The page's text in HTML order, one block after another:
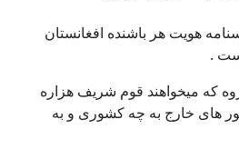
هر باشنده افغانستان
قوم شریف هزاره
به چه کشوری و به